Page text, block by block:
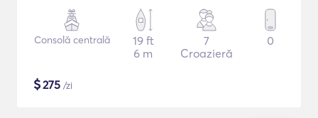
Consolă centrală
19 ft
6 m
7
Croazieră
0
$275 /zi